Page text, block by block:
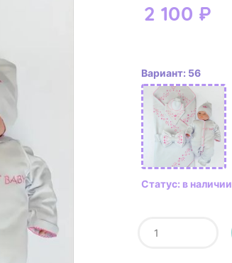
2 100 ₽
Вариант: 56
Статус: в наличии